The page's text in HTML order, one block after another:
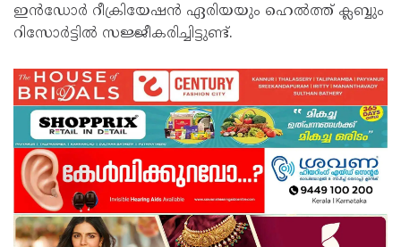
ഇൻഡോർ റീക്രിയേഷൻ ഏരിയയും ഹെൽത്ത് ക്ലബ്ബും
റിസോർട്ടിൽ സജ്ജീകരിച്ചിട്ടുണ്ട്.